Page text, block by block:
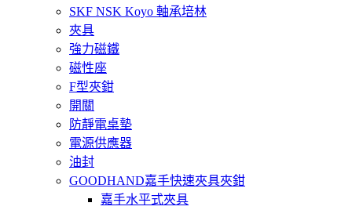
SKF NSK Koyo 軸承培林
夾具
強力磁鐵
磁性座
F型夾鉗
開關
防靜電桌墊
電源供應器
油封
GOODHAND嘉手快速夾具夾鉗
嘉手水平式夾具